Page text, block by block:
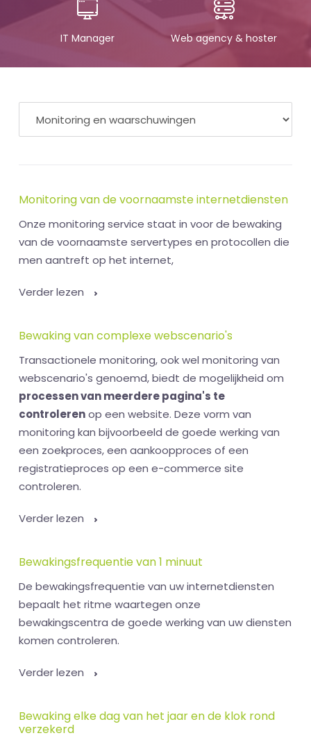
IT Manager Web agency & hoster
Monitoring van de voornaamste internetdiensten
Onze monitoring service staat in voor de bewaking
van de voornaamste servertypes en protocollen die
men aantreft op het internet,
Verder lezen
Bewaking van complexe webscenario's
Transactionele monitoring, ook wel monitoring van
webscenario's genoemd, biedt de mogelijkheid om
processen van meerdere pagina's te
controlerenop een website. Deze vorm van
monitoring kan bijvoorbeeld de goede werking van
een zoekproces, een aankoopproces of een
registratieproces op een e-commerce site
controleren.
Verder lezen
Bewakingsfrequentie van 1 minuut
De bewakingsfrequentie van uw internetdiensten
bepaalt het ritme waartegen onze
bewakingscentra de goede werking van uw diensten
komen controleren.
Verder lezen
Bewaking elke dag van het jaar en de klok rond
verzekerd